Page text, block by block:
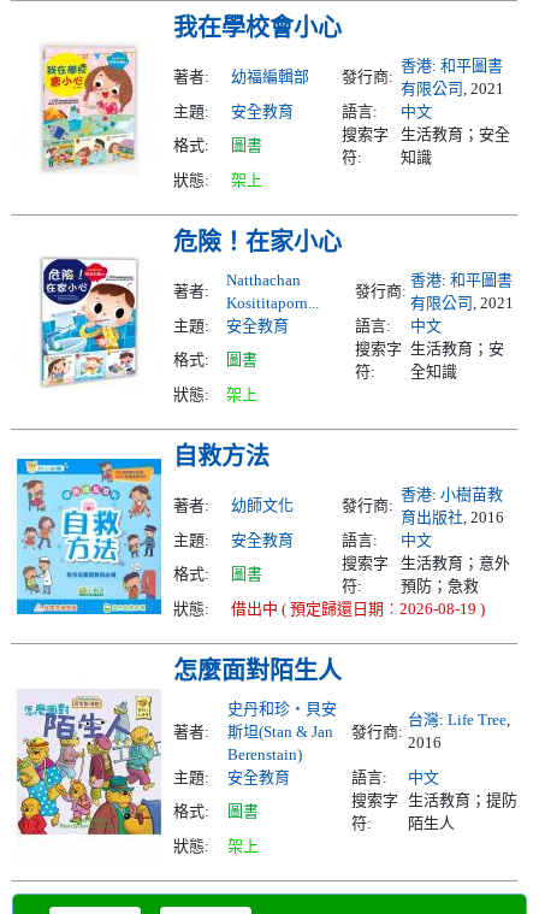
我在學校會小心
著者: 幼福編輯部 發行商:
香港: 和平圖書
有限公司, 2021
主題:
安全教育 語言:
中文
格式:
圖書
搜索字
符:
生活教育；安全
知識
狀態:
架上
危險！在家小心
著者:
Natthachan
Kosititaporn...
發行商:
香港: 和平圖書
有限公司, 2021
主題:
安全教育 語言:
中文
格式:
圖書
搜索字
符:
生活教育；安
全知識
狀態:
架上
自救方法
著者: 幼師文化 發行商:
香港: 小樹苗教
育出版社, 2016
主題:
安全教育 語言:
中文
格式:
圖書
搜索字
符:
生活教育；意外
預防；急救
狀態:
借出中 ( 預定歸還日期︰2026-08-19 )
怎麼面對陌生人
著者:
史丹和珍‧貝安
斯坦(Stan & Jan
Berenstain)
發行商:
台灣: Life Tree,
2016
主題:
安全教育 語言:
中文
格式:
圖書
搜索字
符:
生活教育；提防
陌生人
狀態:
架上